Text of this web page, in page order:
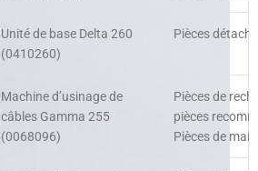
Unité de base Delta 260
(0410260)
Pièces
Machine d’usinage de
câbles Gamma 255
(0068096)
Pièces de
pièces
Pièces de